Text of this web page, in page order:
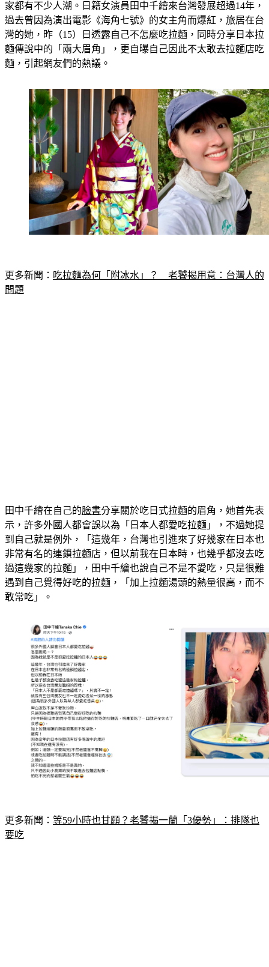
家都有不少人潮。日籍女演員田中千繪來台灣發展超過14年，
過去曾因為演出電影《海角七號》的女主角而爆紅，旅居在台
灣的她，昨（15）日透露自己不怎麼吃拉麵，同時分享日本拉
麵傳說中的「兩大眉角」，更自曝自己因此不太敢去拉麵店吃
麵，引起網友們的熱議。
更多新聞： 吃拉麵為何「附冰水」？　老饕揭用意：台灣人的
問題
田中千繪在自己的臉書分享關於吃日式拉麵的眉角，她首先表
示，許多外國人都會誤以為「日本人都愛吃拉麵」，不過她提
到自己就是例外，「這幾年，台灣也引進來了好幾家在日本也
非常有名的連鎖拉麵店，但以前我在日本時，也幾乎都沒去吃
過這幾家的拉麵」，田中千繪也說自己不是不愛吃，只是很難
遇到自己覺得好吃的拉麵，「加上拉麵湯頭的熱量很高，而不
敢常吃」。
更多新聞： 等59小時也甘願？老饕揭一蘭「3優勢」：排隊也
要吃